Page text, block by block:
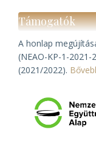
Támogatók
A honlap
(NEAO-KP-1-
(2021/2022).